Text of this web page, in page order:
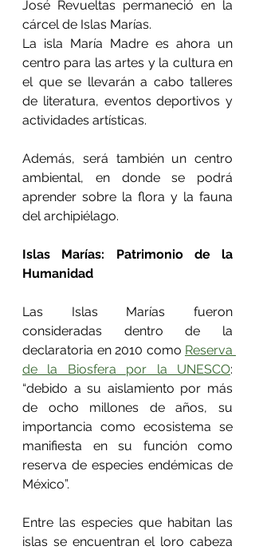
José Revueltas permaneció en la
cárcel de Islas Marías.
La isla María Madre es ahora un
centro para las artes y la cultura en
el que se llevarán a cabo talleres
de literatura, eventos deportivos y
actividades artísticas.
Además, será también un centro
ambiental, en donde se podrá
aprender sobre la flora y la fauna
del archipiélago.
Islas Marías: Patrimonio de la
Humanidad
Las Islas Marías fueron
consideradas dentro de la
declaratoria en 2010 como Reserva
de la Biosfera por la UNESCO:
“debido a su aislamiento por más
de ocho millones de años, su
importancia como ecosistema se
manifiesta en su función como
reserva de especies endémicas de
México”.
Entre las especies que habitan las
islas se encuentran el loro cabeza